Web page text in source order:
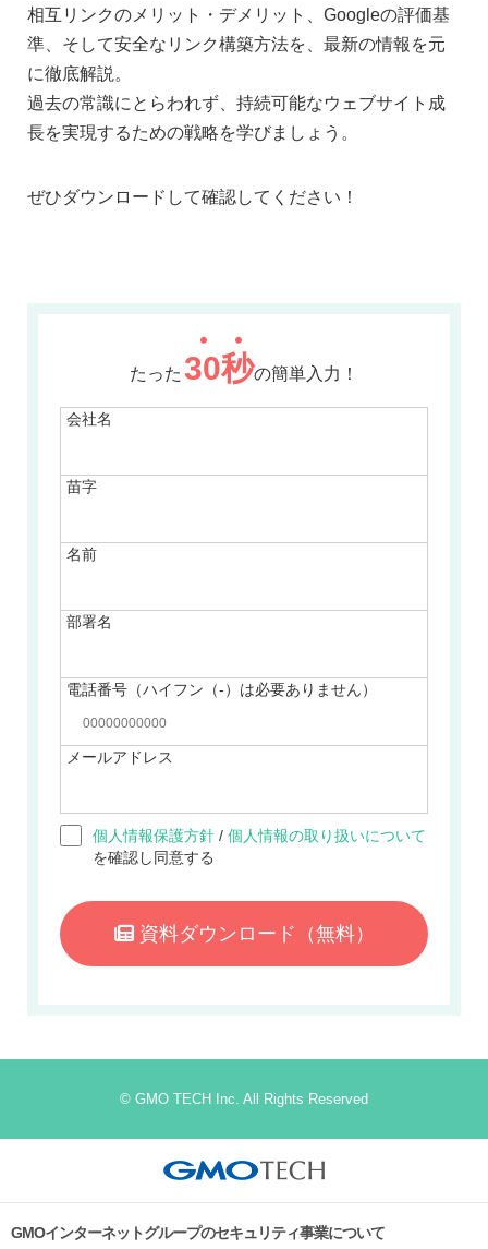
相互リンクのメリット・デメリット、Googleの評価基
準、そして安全なリンク構築方法を、最新の情報を元
に徹底解説。
過去の常識にとらわれず、持続可能なウェブサイト成
長を実現するための戦略を学びましょう。
ぜひダウンロードして確認してください！
たった 30秒の簡単入力！
会社名
苗字
名前
部署名
電話番号（ハイフン（-）は必要ありません）
メールアドレス
個人情報保護方針 / 個人情報の取り扱いについて
を確認し同意する
資料ダウンロード （無料）
© GMO TECH Inc. All Rights Reserved
GMOインターネットグループのセキュリティ事業について